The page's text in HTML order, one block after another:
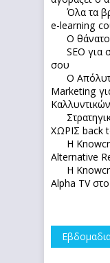
Όλα τα
e-learning
Ο
SEO για
σου
Ο
Marketing
Καλλυντικών
ΧΩΡΙΣ back
Η
Alternative
Η
Alpha TV